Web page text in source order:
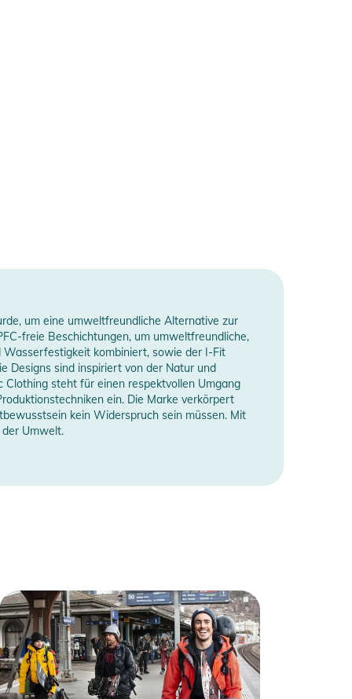
um eine umweltfreundliche Alternative zur
freie Beschichtungen, um umweltfreundliche,
Wasserfestigkeit kombiniert, sowie der I-Fit
Designs sind inspiriert von der Natur und
steht für einen respektvollen Umgang
ein. Die Marke verkörpert
kein Widerspruch sein müssen. Mit
Umwelt.